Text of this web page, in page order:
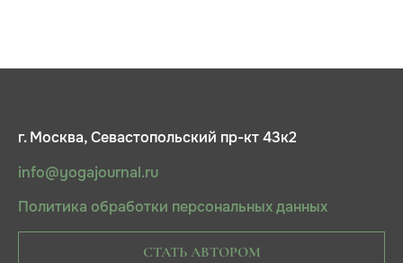
г. Москва, Севастопольский пр-кт 43к2
info@yogajournal.ru
Политика обработки персональных данных
СТАТЬ АВТОРОМ